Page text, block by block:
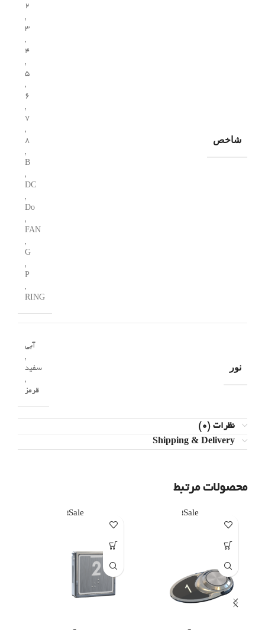
شاخص
2
,
3
,
4
,
5
,
6
,
7
,
8
,
B
,
DC
,
Do
,
FAN
,
G
,
P
,
RING
نور
آبی
,
سفید
,
قرمز
نظرات (0)
Shipping & Delivery
محصولات مرتبط
Sale!
Sale!